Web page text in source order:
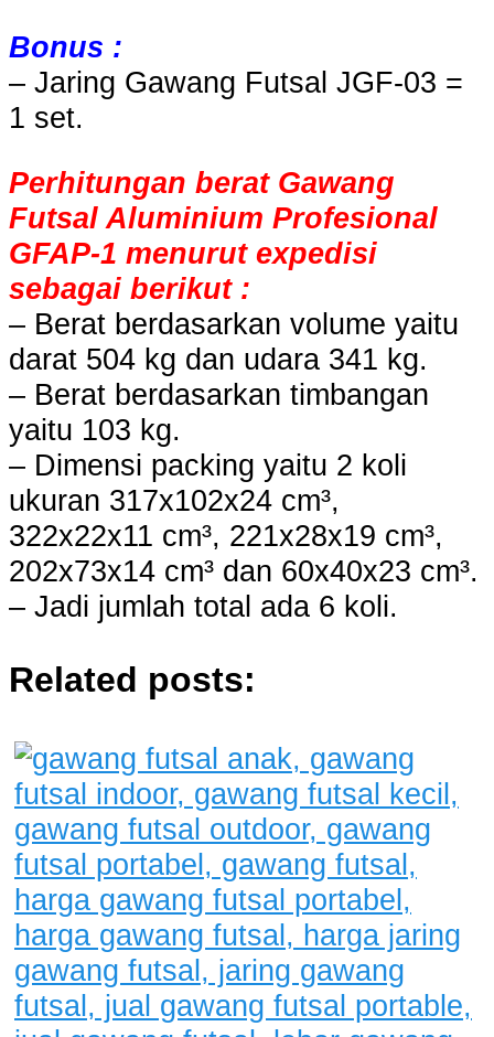
Bonus :
– Jaring Gawang Futsal JGF-03 =
1 set.
Perhitungan berat Gawang
Futsal Aluminium Profesional
GFAP-1 menurut expedisi
sebagai berikut :
– Berat berdasarkan volume yaitu
darat 504 kg dan udara 341 kg.
– Berat berdasarkan timbangan
yaitu 103 kg.
– Dimensi packing yaitu 2 koli
ukuran 317x102x24 cm³,
322x22x11 cm³, 221x28x19 cm³,
202x73x14 cm³ dan 60x40x23 cm³.
– Jadi jumlah total ada 6 koli.
Related posts: